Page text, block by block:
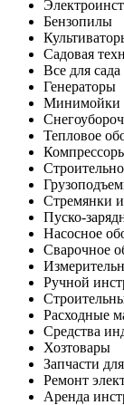
Бензопилы
Садовая
Все для
Генераторы
Минимойки
Тепловое
Стремянки
Пуско-
Насосное
Сварочное
Ручной
Расходные
Средства
Хозтовары
Запчасти
Ремонт
Аренда